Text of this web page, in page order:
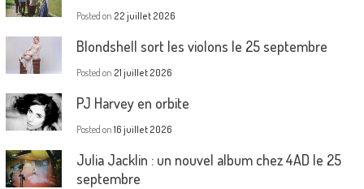
Posted on 22 juillet 2026
Blondshell sort les violons le 25 septembre
Posted on 21 juillet 2026
PJ Harvey en orbite
Posted on 16 juillet 2026
Julia Jacklin : un nouvel album chez 4AD le 25
septembre